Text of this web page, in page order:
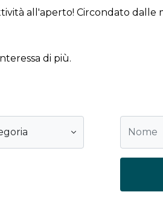
all'aperto! Circondato dalle
di più.